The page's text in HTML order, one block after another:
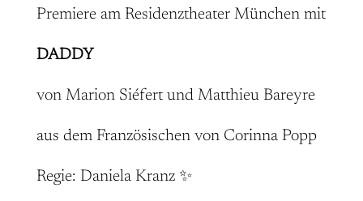
Premiere am Residenztheater München mit
DADDY
von Marion Siéfert und Matthieu Bareyre
aus dem Französischen von Corinna Popp
Regie: Daniela Kranz ✨